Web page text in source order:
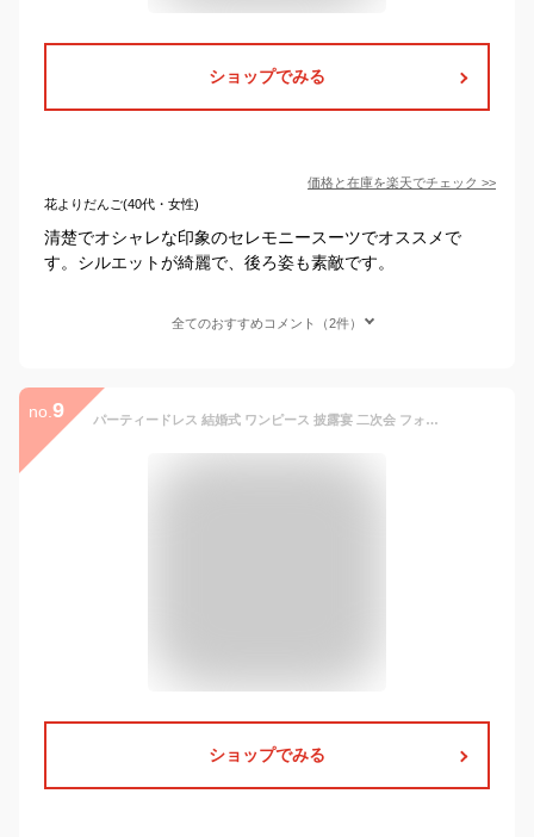
ショップでみる
価格と在庫を楽天でチェック >>
花よりだんご(40代・女性)
清楚でオシャレな印象のセレモニースーツでオススメで
す。シルエットが綺麗で、後ろ姿も素敵です。
全てのおすすめコメント（2件）
no. 9 パーティードレス 結婚式 ワンピース 披露宴 二次会 フォーマルドレス お呼ばれドレス セレモニー 50代 40代 30代 春 夏 秋冬 レディース ミセス 上品 きれいめ 袖あり 七分袖 長袖 親族 母親 服装 女性 卒園式 入学式 入園式 大きいサイズ 膝丈 上品 通勤 即日発送 ギフト
ショップでみる